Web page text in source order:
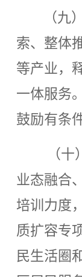
（九
索、整体
等产业，
一体服务
鼓励有条
（十
业态融合
培训力度
质扩容专
民生活圈